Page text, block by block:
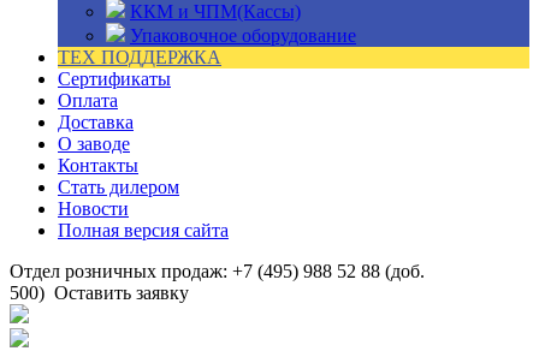
ККМ и ЧПМ(Кассы)
Упаковочное оборудование
ТЕХ ПОДДЕРЖКА
Сертификаты
Оплата
Доставка
О заводе
Контакты
Стать дилером
Новости
Полная версия сайта
Отдел розничных продаж: +7 (495) 988 52 88 (доб.
500) Оставить заявку